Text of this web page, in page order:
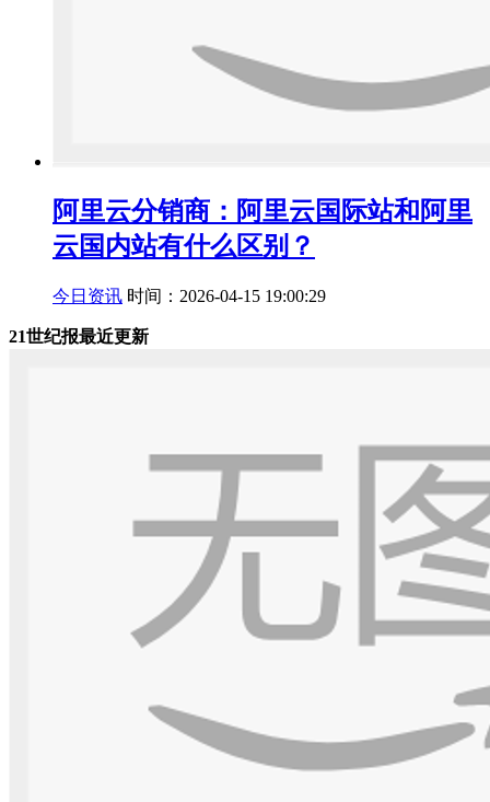
阿里云分销商：阿里云国际站和阿里
云国内站有什么区别？
今日资讯 时间：2026-04-15 19:00:29
21世纪报最近更新